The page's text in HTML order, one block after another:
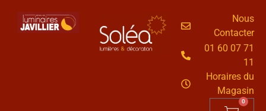
Nous
Contacter
01 60 07 71
11
Horaires du
Magasin
0